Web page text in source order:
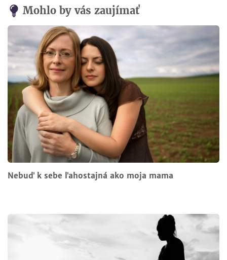
Mohlo by vás zaujímať
Nebuď k sebe ľahostajná ako moja mama